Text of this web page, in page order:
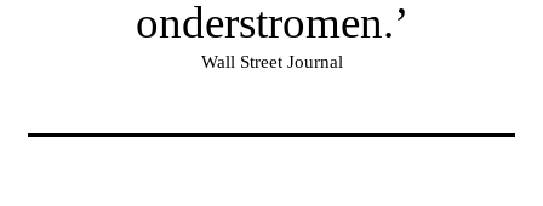
onderstromen.’
Wall Street Journal